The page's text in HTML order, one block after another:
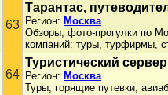
63
Тарантас,
Регион: Москва
Обзоры, фото-прогулки по
компаний: туры, турфирмы,
64
Туристический сервер
Регион: Москва
Туры, горящие путевки,